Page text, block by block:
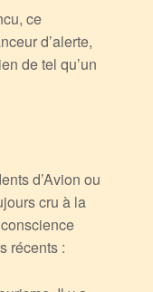
ce
d’alerte,
de tel qu’un
d’Avion ou
cru à la
récents :